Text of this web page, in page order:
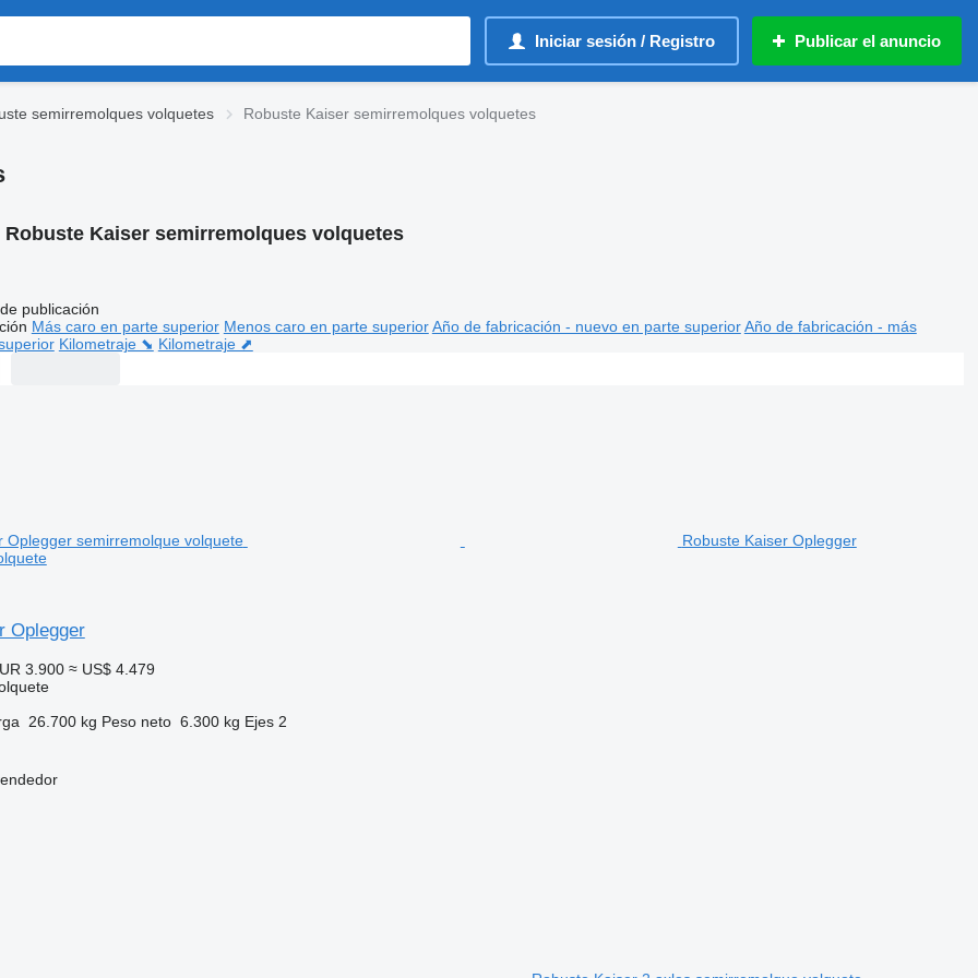
Iniciar sesión / Registro Publicar el anuncio
semirremolques volquetes Robuste Kaiser semirremolques volquetes
Robuste Kaiser semirremolques volquetes
publicación
Más caro en parte superior Menos caro en parte superior Año de fabricación - nuevo en parte superior Año de fabricación - más
Kilometraje ⬊ Kilometraje ⬈
Robuste Kaiser Oplegger
Oplegger
3.900 ≈ US$ 4.479
26.700 kg Peso neto 6.300 kg Ejes 2